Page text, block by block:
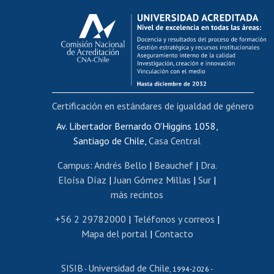
Calificación académica
Postulación al AUCAI
Funcionarias/os
Cursos internos de capacitación
Bienestar del personal
Portal de movilidad interna
Certificado de renta
Certificado de renta honorarios
Editar páginas blancas
Extranjeras/os
Revalidación y reconocimiento de títulos
Postulación al Programa de Movilidad Estudiantil
Cursos de español
Av. Libertador Bernardo O'Higgins 1058,
Santiago de Chile, Casa Central
Campus: Andrés Bello | Beauchef| Dra.
Eloísa Díaz | Juan Gómez Millas | Sur |
más recintos
+56 2 29782000 | Teléfonos y correos |
Mapa del portal| Contacto
SISIB - Universidad de Chile , 1994-2026 -
Certificación en estándares de igualdad de género